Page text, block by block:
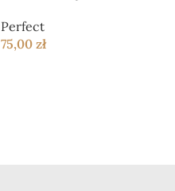
Perfect
75,00 zł